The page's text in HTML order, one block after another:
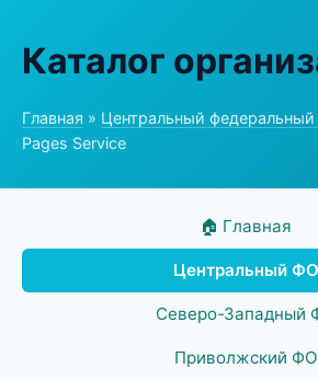
Каталог
Главная » Центральный федеральный
Pages Service
🏠 Главная
Центральный ФО
Северо-Западный
Приволжский ФО